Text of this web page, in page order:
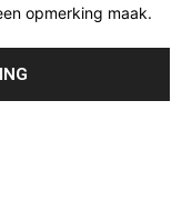
opmerking maak.